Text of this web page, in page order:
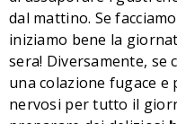
dal mattino. Se
iniziamo bene la
sera! Diversamente, se
una colazione fugace
nervosi per tutto il